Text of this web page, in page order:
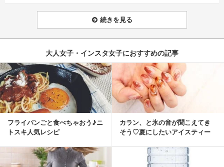
続きを見る
大人女子・インスタ女子におすすめの記事
フライパンごと食べちゃおう♪ニ
トスキ人気レシピ
カラン、と氷の音が聞こえてき
そう♡夏にしたいアイスティー